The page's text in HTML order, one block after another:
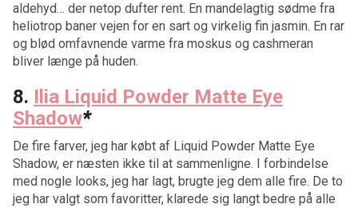
aldehyd… der netop dufter rent. En mandelagtig sødme fra
heliotrop baner vejen for en sart og virkelig fin jasmin. En rar
og blød omfavnende varme fra moskus og cashmeran
bliver længe på huden.
8. Ilia Liquid Powder Matte Eye
Shadow*
De fire farver, jeg har købt af Liquid Powder Matte Eye
Shadow, er næsten ikke til at sammenligne. I forbindelse
med nogle looks, jeg har lagt, brugte jeg dem alle fire. De to
jeg har valgt som favoritter, klarede sig langt bedre på alle